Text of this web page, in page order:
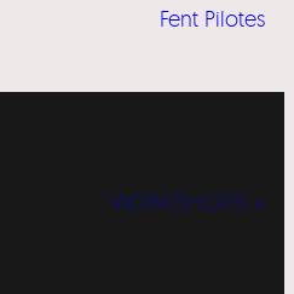
Fent Pilotes
WORKSHOPS »